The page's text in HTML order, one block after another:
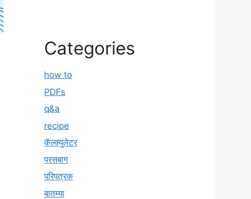
Categories
how to
PDFs
q&a
recipe
कॅल्क्युलेटर
परसबाग
परिपत्रक
बातम्या